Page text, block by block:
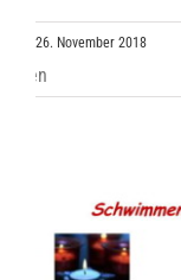
26. November 2018